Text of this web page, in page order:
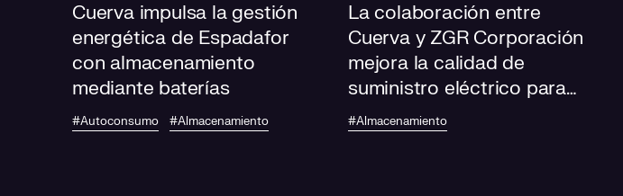
Cuerva impulsa la gestión
energética de Espadafor
con almacenamiento
mediante baterías
#Autoconsumo #Almacenamiento
La colaboración entre
Cuerva y ZGR Corporación
mejora la calidad de
suministro eléctrico para
los vecinos de Jayena
#Almacenamiento